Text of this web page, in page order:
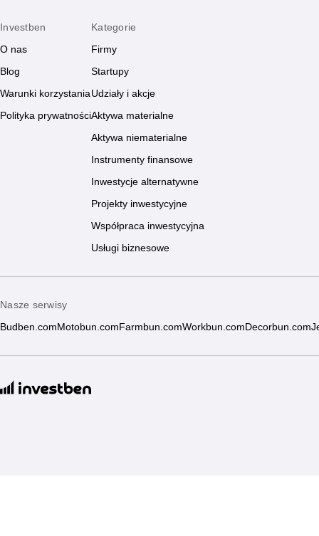
Investben
O nas
Blog
Warunki korzystania
Polityka prywatności
Kategorie
Firmy
Startupy
Udziały i akcje
Aktywa materialne
Aktywa niematerialne
Instrumenty finansowe
Inwestycje alternatywne
Projekty inwestycyjne
Współpraca inwestycyjna
Usługi biznesowe
Nasze serwisy
Budben.com Motobun.com Farmbun.comWorkbun.com Decorbun.com